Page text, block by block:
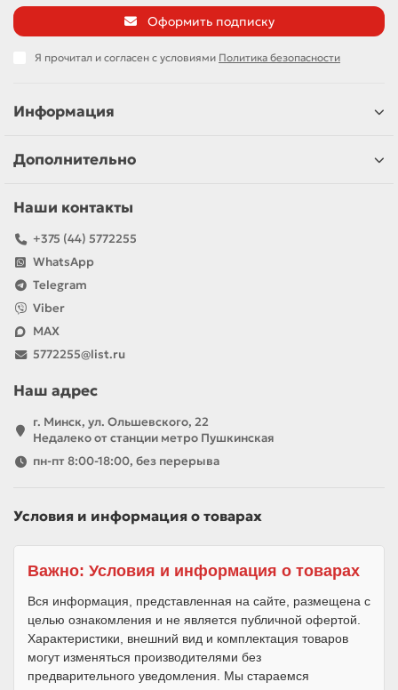
Оформить подписку
Я прочитал и согласен с условиями Политика безопасности
Информация
Дополнительно
Наши контакты
+375 (44) 5772255
WhatsApp
Telegram
Viber
MAX
5772255@list.ru
Наш адрес
г. Минск, ул. Ольшевского, 22
Недалеко от станции метро Пушкинская
пн-пт 8:00-18:00, без перерыва
Условия и информация о товарах
Важно: Условия и информация о товарах
Вся информация, представленная на сайте, размещена с
целью ознакомления и не является публичной офертой.
Характеристики, внешний вид и комплектация товаров
могут изменяться производителями без
предварительного уведомления. Мы стараемся